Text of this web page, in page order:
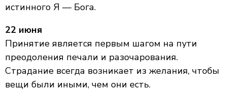
истинного Я — Бога.
22 июня
Принятие является первым шагом на пути
преодоления печали и разочарования.
Страдание всегда возникает из желания, чтобы
вещи были иными, чем они есть.